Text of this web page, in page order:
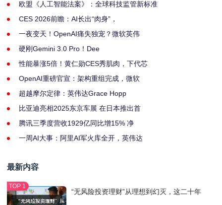
欧盟《人工智能法案》：全球科技监管新标准
CES 2026前瞻：AI长出“肉身”，
一夜变天！OpenAI痛失独宠？微软英伟
硬刚Gemini 3.0 Pro！Dee
性能暴涨5倍！黄仁勋CES秀肌肉，下代芯
OpenAI重磅官宣：架构重组完成，微软
超越摩尔定律：英伟达Grace Hopp
比亚迪亮相2025东京车展 在日本推出首
腾讯三季度营收1929亿同比增15% 净
一周AI大事：阿里AI军火库全开，英伟达
最新内容
“无风险投资理财”从理想到幻灭，这二十年